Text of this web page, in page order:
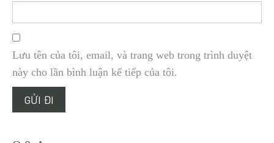
Lưu tên của tôi, email, và trang web trong trình duyệt
này cho lần bình luận kế tiếp của tôi.